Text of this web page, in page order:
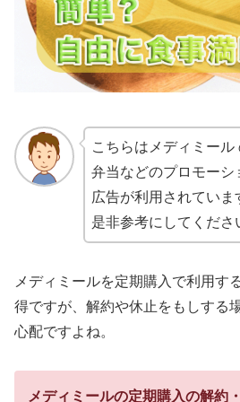
こちらはメディミー
弁当などのプロモーシ
広告が利用されていま
是非参考にしてくださ
メディミールを定期購入で利用す
得ですが、解約や休止をもしする
心配ですよね。
メディミールの定期購入の解約